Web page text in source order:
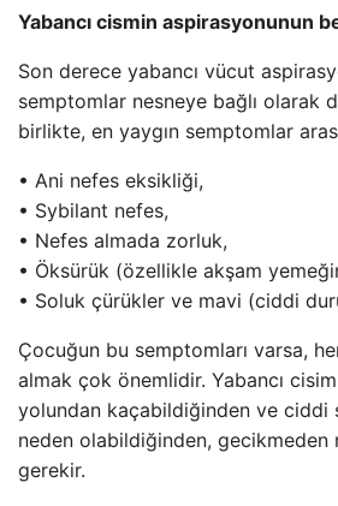
Yabancı cismin aspirasyonunun
Son derece yabancı vücut
semptomlar nesneye bağlı olarak
birlikte, en yaygın semptomlar
• Ani nefes eksikliği,
• Sybilant nefes,
• Nefes almada zorluk,
• Öksürük (özellikle akşam
• Soluk çürükler ve mavi (ciddi
Çocuğun bu semptomları varsa,
almak çok önemlidir. Yabancı
yolundan kaçabildiğinden ve ciddi
neden olabildiğinden, gecikmeden
gerekir.